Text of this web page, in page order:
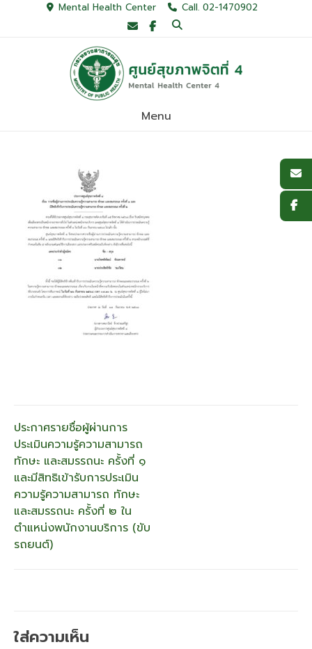
Mental Health Center Call. 02-1470902
Menu
แนะแนว
เรื่อง
ประกาศรายชื่อผู้ผ่านการ
ประเมินความรู้ความสามารถ
ทักษะ และสมรรถนะ ครั้งที่ ๑
และมีสิทธิเข้ารับการประเมิน
ความรู้ความสามารถ ทักษะ
และสมรรถนะ ครั้งที่ ๒ ใน
ตำแหน่งพนักงานบริการ (ขับ
รถยนต์)
ใส่ความเห็น